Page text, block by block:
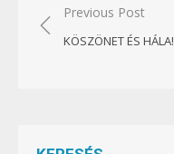
Bejegyzés
navigáció
Previous Post
KÖSZÖNET ÉS HÁLA!